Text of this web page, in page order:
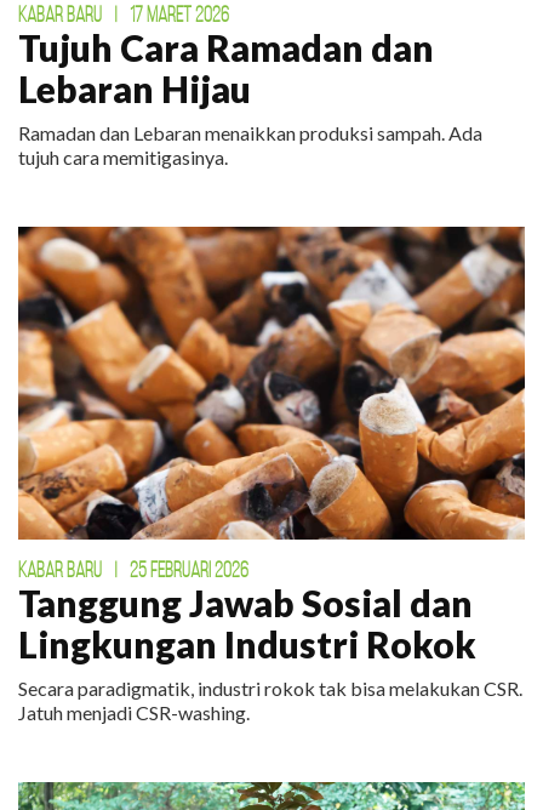
KABAR BARU | 17 MARET 2026
Tujuh Cara Ramadan dan
Lebaran Hijau
Ramadan dan Lebaran menaikkan produksi sampah. Ada
tujuh cara memitigasinya.
KABAR BARU | 25 FEBRUARI 2026
Tanggung Jawab Sosial dan
Lingkungan Industri Rokok
Secara paradigmatik, industri rokok tak bisa melakukan CSR.
Jatuh menjadi CSR-washing.